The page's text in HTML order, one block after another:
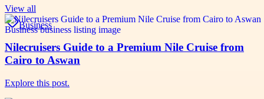
View all
Business
Nilecruisers Guide to a Premium Nile Cruise from
Cairo to Aswan
Explore this post.